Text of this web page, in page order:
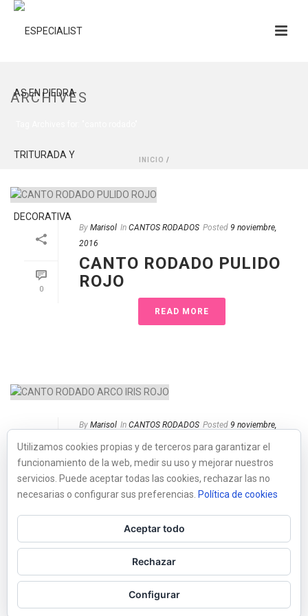
ARCHIVES
INICIO /
0
By Marisol In CANTOS RODADOS Posted 9 noviembre,
2016
CANTO RODADO PULIDO
ROJO
READ MORE
By Marisol In CANTOS RODADOS Posted 9 noviembre,
CANTO RODADO ARCO
IRIS ROJO
Utilizamos cookies propias y de terceros para garantizar el
funcionamiento de la web, medir su uso y mejorar nuestros
servicios. Puede aceptar todas las cookies, rechazar las no
necesarias o configurar sus preferencias. Política de cookies
Aceptar todo
Rechazar
Configurar